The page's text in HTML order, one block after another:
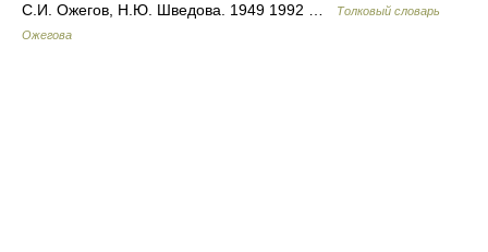
С.И. Ожегов, Н.Ю. Шведова. 1949 1992 …
Толковый словарь
Ожегова